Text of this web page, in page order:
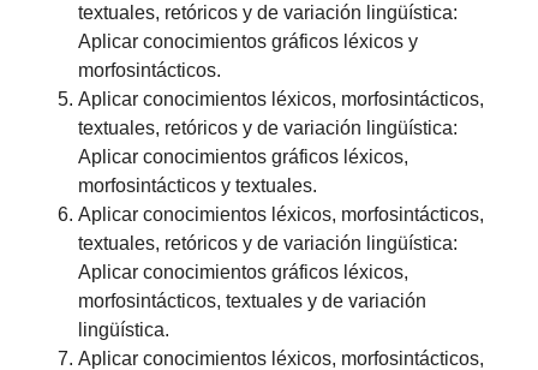
textuales, retóricos y de variación lingüística:
Aplicar conocimientos gráficos léxicos y
morfosintácticos.
Aplicar conocimientos léxicos, morfosintácticos,
textuales, retóricos y de variación lingüística:
Aplicar conocimientos gráficos léxicos,
morfosintácticos y textuales.
Aplicar conocimientos léxicos, morfosintácticos,
textuales, retóricos y de variación lingüística:
Aplicar conocimientos gráficos léxicos,
morfosintácticos, textuales y de variación
lingüística.
Aplicar conocimientos léxicos, morfosintácticos,